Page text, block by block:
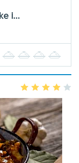
i...
2 3 4
2 3 4